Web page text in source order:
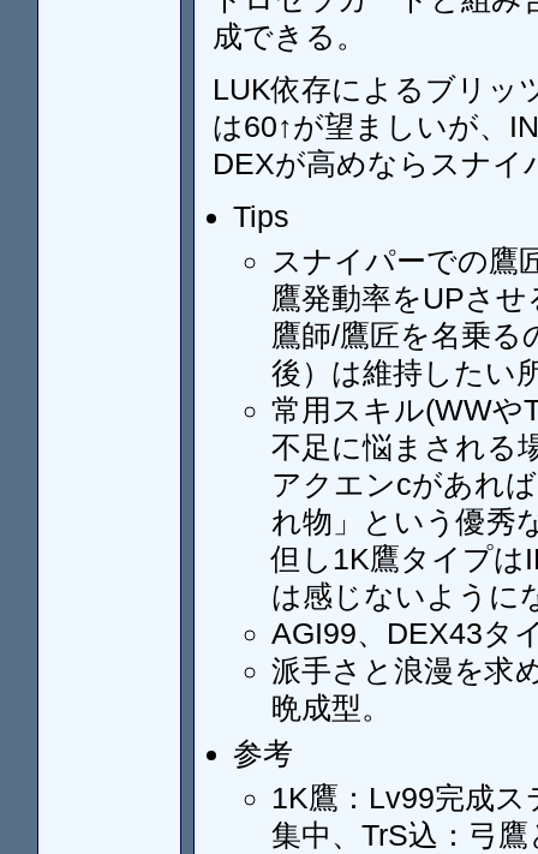
成できる。
LUK依存によるブリッ
は60↑が望ましいが、
DEXが高めならスナイ
Tips
スナイパーでの鷹
鷹発動率をUPさ
鷹師/鷹匠を名乗る
後）は維持したい
常用スキル(WWや
不足に悩まされる
アクエンcがあれ
れ物」という優秀
但し1K鷹タイプは
は感じないように
AGI99、DEX43タ
派手さと浪漫を求
晩成型。
参考
1K鷹：Lv99完成ス
集中、TrS込：弓